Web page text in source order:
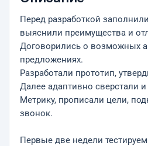
Перед разработкой
выяснили преимущества и
Договорились о возможных
предложениях.
Разработали прототип,
Далее адаптивно сверстали
Метрику, прописали цели,
звонок.
Первые две недели